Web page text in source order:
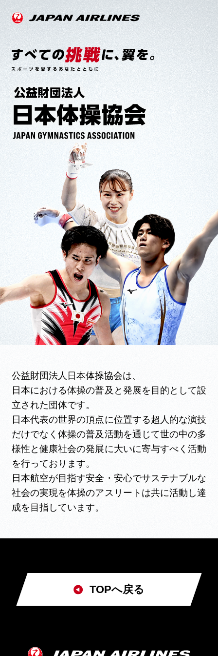
公益財団法人日本体操協会は、
日本における体操の普及と発展を目的として設
立された団体です。
日本代表の世界の頂点に位置する超人的な演技
だけでなく体操の普及活動を通じて世の中の多
様性と健康社会の発展に大いに寄与すべく活動
を行っております。
日本航空が目指す安全・安心でサステナブルな
社会の実現を体操のアスリートは共に活動し達
成を目指しています。
TOPへ戻る